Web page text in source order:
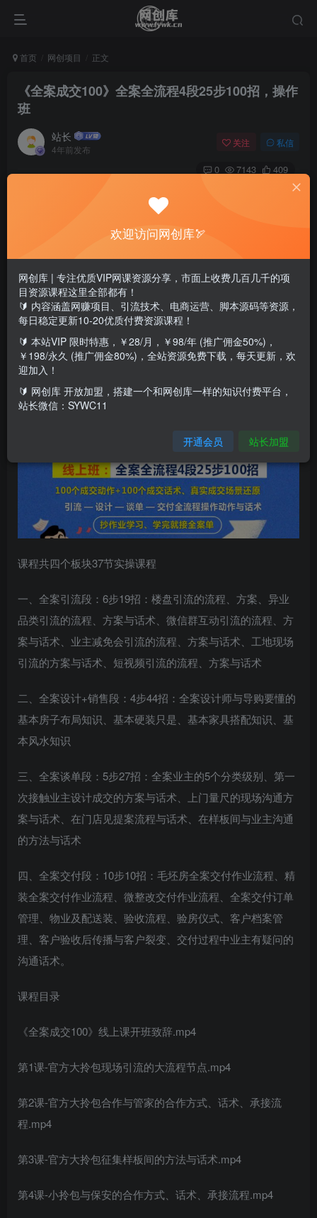
首页 网创项目 正文
《全案成交100》全案全流程4段25步100招，操作
班
站长
4年前发布
关注 私信
0 7143 409
《全案成交100》全案全流程4段25步100招，操作班
设计—谈单—交付全流程操作动作与话术抄作业学习、学完
就接全案单
课程共四个板块37节实操课程
一、全案引流段：6步19招：楼盘引流的流程、方案、异业
品类引流的流程、方案与话术、微信群互动引流的流程、方
案与话术、业主减免会引流的流程、方案与话术、工地现场
引流的方案与话术、短视频引流的流程、方案与话术
二、全案设计+销售段：4步44招：全案设计师与导购要懂的
基本房子布局知识、基本硬装只是、基本家具搭配知识、基
本风水知识
三、全案谈单段：5步27招：全案业主的5个分类级别、第一
次接触业主设计成交的方案与话术、上门量尺的现场沟通方
案与话术、在门店见提案流程与话术、在样板间与业主沟通
的方法与话术
四、全案交付段：10步10招：毛坯房全案交付作业流程、精
装全案交付作业流程、微整改交付作业流程、全案交付订单
管理、物业及配送装、验收流程、验房仪式、客户档案管
理、客户验收后传播与客户裂变、交付过程中业主有疑问的
沟通话术。
课程目录
《全案成交100》线上课开班致辞.mp4
第1课-官方大拎包现场引流的大流程节点.mp4
第2课-官方大拎包合作与管家的合作方式、话术、承接流
程.mp4
第3课-官方大拎包征集样板间的方法与话术.mp4
第4课-小拎包与保安的合作方式、话术、承接流程.mp4
欢迎访问网创库🏹
网创库 | 专注优质VIP网课资源分享，市面上收费几百几千的项
目资源课程这里全部都有！
🔰 内容涵盖网赚项目、引流技术、电商运营、脚本源码等资源，
每日稳定更新10-20优质付费资源课程！
🔰 本站VIP 限时特惠，￥28/月，￥98/年 (推广佣金50%)，
￥198/永久 (推广佣金80%)，全站资源免费下载，每天更新，欢
迎加入！
🔰 网创库 开放加盟，搭建一个和网创库一样的知识付费平台，
站长微信：SYWC11
开通会员 站长加盟